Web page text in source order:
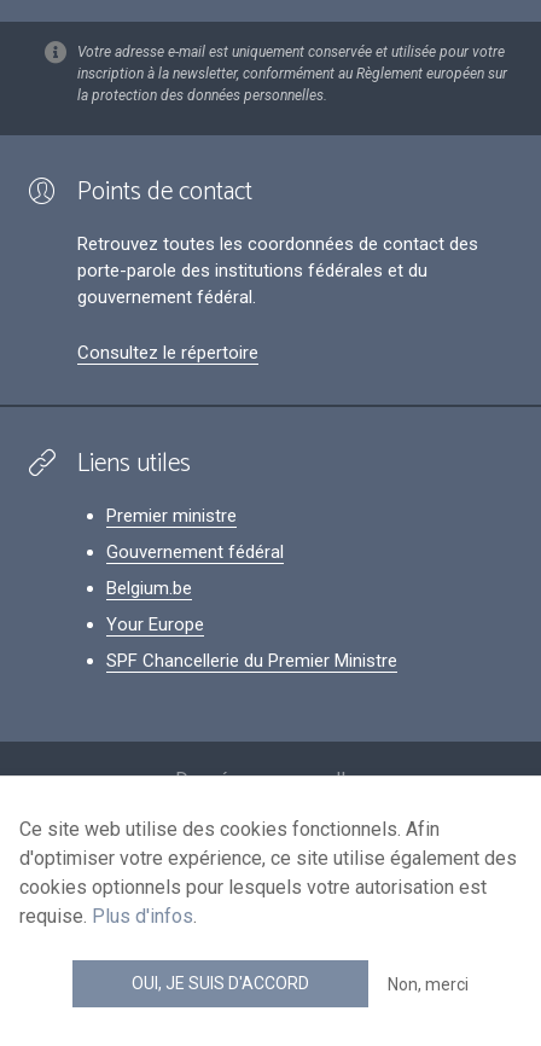
Votre adresse e-mail est uniquement conservée et utilisée pour votre
inscription à la newsletter, conformément au Règlement européen sur
la protection des données personnelles.
Points de contact
Retrouvez toutes les coordonnées de contact des
porte-parole des institutions fédérales et du
gouvernement fédéral.
Consultez le répertoire
Liens utiles
Premier ministre
Gouvernement fédéral
Belgium.be
Your Europe
SPF Chancellerie du Premier Ministre
Données personnelles
Conditions de réutilisation
Contactez-nous
news.belgium flux RSS
© 2026 - news.belgium.be
Ce site web utilise des cookies fonctionnels. Afin
d'optimiser votre expérience, ce site utilise également des
cookies optionnels pour lesquels votre autorisation est
requise. Plus d'infos.
OUI, JE SUIS D'ACCORD Non, merci